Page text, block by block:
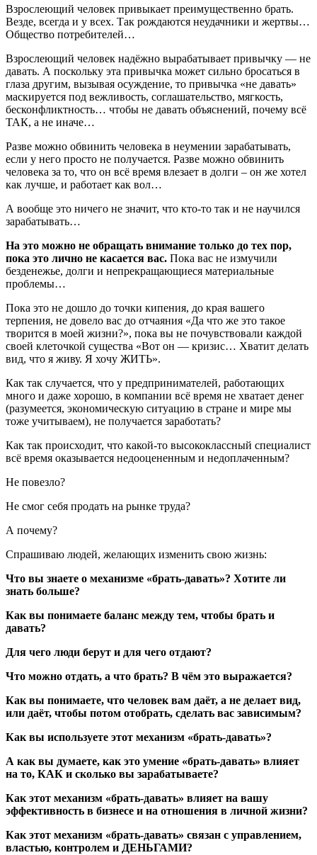
Взрослеющий человек привыкает преимущественно брать.
Везде, всегда и у всех. Так рождаются неудачники и жертвы…
Общество потребителей…
Взрослеющий человек надёжно вырабатывает привычку — не
давать. А поскольку эта привычка может сильно бросаться в
глаза другим, вызывая осуждение, то привычка «не давать»
маскируется под вежливость, соглашательство, мягкость,
бесконфликтность… чтобы не давать объяснений, почему всё
ТАК, а не иначе…
Разве можно обвинить человека в неумении зарабатывать,
если у него просто не получается. Разве можно обвинить
человека за то, что он всё время влезает в долги – он же хотел
как лучше, и работает как вол…
А вообще это ничего не значит, что кто-то так и не научился
зарабатывать…
На это можно не обращать внимание только до тех пор,
пока это лично не касается вас. Пока вас не измучили
безденежье, долги и непрекращающиеся материальные
проблемы…
Пока это не дошло до точки кипения, до края вашего
терпения, не довело вас до отчаяния «Да что же это такое
творится в моей жизни?», пока вы не почувствовали каждой
своей клеточкой существа «Вот он — кризис… Хватит делать
вид, что я живу. Я хочу ЖИТЬ».
Как так случается, что у предпринимателей, работающих
много и даже хорошо, в компании всё время не хватает денег
(разумеется, экономическую ситуацию в стране и мире мы
тоже учитываем), не получается заработать?
Как так происходит, что какой-то высококлассный специалист
всё время оказывается недооцененным и недоплаченным?
Не повезло?
Не смог себя продать на рынке труда?
А почему?
Спрашиваю людей, желающих изменить свою жизнь:
Что вы знаете о механизме «брать-давать»? Хотите ли
знать больше?
Как вы понимаете баланс между тем, чтобы брать и
давать?
Для чего люди берут и для чего отдают?
Что можно отдать, а что брать? В чём это выражается?
Как вы понимаете, что человек вам даёт, а не делает вид,
или даёт, чтобы потом отобрать, сделать вас зависимым?
Как вы используете этот механизм «брать-давать»?
А как вы думаете, как это умение «брать-давать» влияет
на то, КАК и сколько вы зарабатываете?
Как этот механизм «брать-давать» влияет на вашу
эффективность в бизнесе и на отношения в личной жизни?
Как этот механизм «брать-давать» связан с управлением,
властью, контролем и ДЕНЬГАМИ?